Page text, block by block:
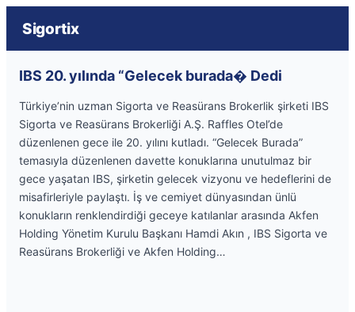
Sigortix
IBS 20. yılında “Gelecek burada� Dedi
Türkiye’nin uzman Sigorta ve Reasürans Brokerlik şirketi IBS
Sigorta ve Reasürans Brokerliği A.Ş. Raffles Otel’de
düzenlenen gece ile 20. yılını kutladı. “Gelecek Burada”
temasıyla düzenlenen davette konuklarına unutulmaz bir
gece yaşatan IBS, şirketin gelecek vizyonu ve hedeflerini de
misafirleriyle paylaştı. İş ve cemiyet dünyasından ünlü
konukların renklendirdiği geceye katılanlar arasında Akfen
Holding Yönetim Kurulu Başkanı Hamdi Akın , IBS Sigorta ve
Reasürans Brokerliği ve Akfen Holding…